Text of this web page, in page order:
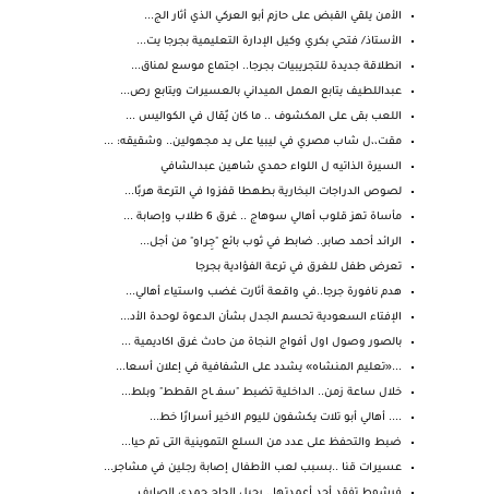
الأمن يلقي القبض على حازم أبو العركي الذي أثار الج...
الأستاذ/ فتحي بكري وكيل الإدارة التعليمية بجرجا يت...
انطلاقة جديدة للتجريبيات بجرجا.. اجتماع موسع لمناق...
عبداللطيف يتابع العمل الميداني بالعسيرات ويتابع رص...
اللعب بقى على المكشوف .. ما كان يٌقال في الكواليس ...
مقت،،ل شاب مصري في ليبيا على يد مجهولين.. وشقيقه: ...
السيرة الذاتيه ل اللواء حمدي شاهين عبدالشافي
لصوص الدراجات البخارية بطهطا قفزوا في الترعة هربًا...
مأساة تهز قلوب أهالي سوهاج .. غرق 6 طلاب وإصابة ...
الرائد أحمد صابر.. ضابط في ثوب بائع "جِراو" من أجل...
تعرض طفل للغرق في ترعة الفؤادية بجرجا
هدم نافورة جرجا..في واقعة أثارت غضب واستياء أهالي...
الإفتاء السعودية تحسم الجدل بشأن الدعوة لوحدة الأد...
بالصور وصول اول أفواج النجاة من حادث غرق اكاديمية ...
...«تعليم المنشاه» يشدد على الشفافية في إعلان أسعا...
خلال ساعة زمن.. الداخلية تضبط "سفـ ـاح القطط" وبلط...
.... أهالي أبو تلات يكشفون لليوم الاخير أسرارًا خط...
ضبط والتحفظ على عدد من السلع التموينية التى تم حيا...
عسيرات قنا ..بسبب لعب الأطفال إصابة رجلين في مشاجر...